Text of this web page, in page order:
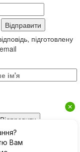
підготовлену
до 01.06.2019